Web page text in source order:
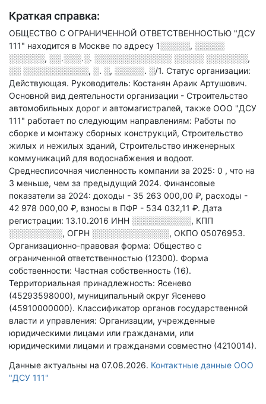
Краткая справка:
ОБЩЕСТВО С ОГРАНИЧЕННОЙ ОТВЕТСТВЕННОСТЬЮ "ДСУ
111" находится в Москве по адресу 1░░░░░, ░░░░░
░░░░░░, ░░.░░░.░. ░░░░░░░░░░░░░ ░░░░░ ░░░░░░░,
░░ ░░░░░░░░░░░, ░. ░, ░░░░░. ░/1. Статус организации:
Действующая. Руководитель: Костанян Араик Артушович.
Основной вид деятельности организации - Строительство
автомобильных дорог и автомагистралей, также ООО "ДСУ
111" работает по следующим направлениям: Работы по
сборке и монтажу сборных конструкций, Строительство
жилых и нежилых зданий, Строительство инженерных
коммуникаций для водоснабжения и водоот.
Среднесписочная численность компании за 2025: 0 , что на
3 меньше, чем за предыдущий 2024. Финансовые
показатели за 2024: доходы - 35 263 000,00 ₽, расходы -
42 978 000,00 ₽, взносы в ПФР - 534 032,11 ₽. Дата
регистрации: 13.10.2016 ИНН ░░░░░░░░░░, КПП
░░░░░░░░░, ОГРН ░░░░░░░░░░░░░, ОКПО 05076953.
Организационно-правовая форма: Общество с
ограниченной ответственностью (12300). Форма
собственности: Частная собственность (16).
Территориальная принадлежность: Ясенево
(45293598000), муниципальный округ Ясенево
(45910000000). Классификатор органов государственной
власти и управления: Организации, учрежденные
юридическими лицами или гражданами, или
юридическими лицами и гражданами совместно (4210014).
Данные актуальны на 07.08.2026. Контактные данные ООО
"ДСУ 111"